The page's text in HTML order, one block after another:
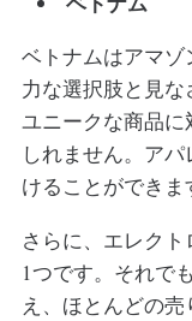
ベトナムはアマ
力な選択肢と見な
ユニークな商品
しれません。ア
けることができま
さらに、エレク
1つです。それで
え、ほとんどの